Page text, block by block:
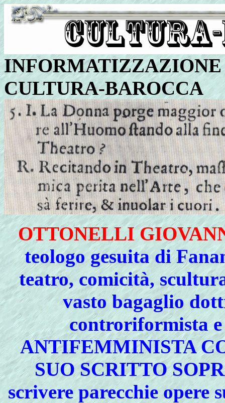
INFORMATIZZAZIONE
CULTURA-BAROCCA
OTTONELLI
teologo gesuita di
teatro, comicità,
vasto bagaglio
controriformista
ANTIFEMMINISTA
SUO SCRITTO
scrivere parecchie opere